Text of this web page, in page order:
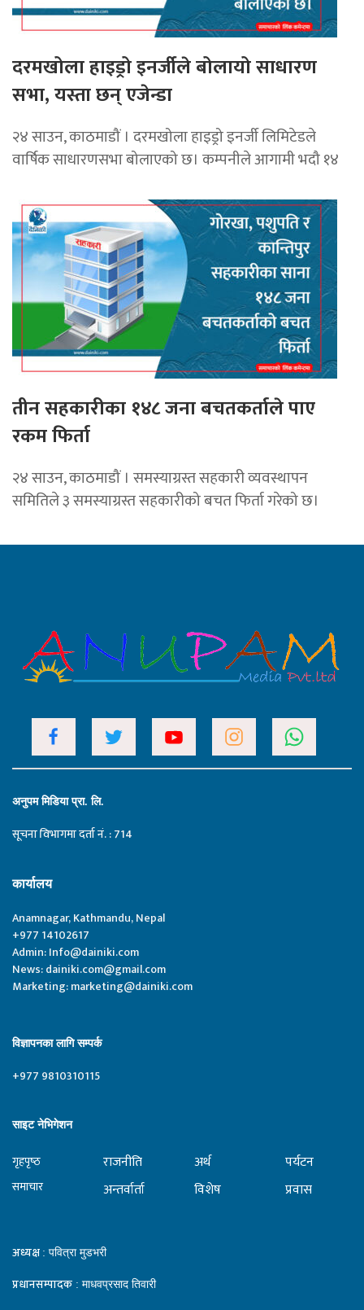
दरमखोला हाइड्रो इनर्जीले बोलायो साधारण
सभा, यस्ता छन् एजेन्डा
२४ साउन, काठमाडौं । दरमखोला हाइड्रो इनर्जी लिमिटेडले
वार्षिक साधारणसभा बोलाएको छ। कम्पनीले आगामी भदौ १४
तीन सहकारीका १४८ जना बचतकर्ताले पाए
रकम फिर्ता
२४ साउन, काठमाडौं । समस्याग्रस्त सहकारी व्यवस्थापन
समितिले ३ समस्याग्रस्त सहकारीको बचत फिर्ता गरेको छ।
अनुपम मिडिया प्रा. लि.
सूचना विभागमा दर्ता नं. : 714
कार्यालय
Anamnagar, Kathmandu, Nepal
+977 14102617
Admin:Info@dainiki.com
News:dainiki.com@gmail.com
Marketing:marketing@dainiki.com
विज्ञापनका लागि सम्पर्क
+977 9810310115
साइट नेभिगेशन
गृहपृष्‍ठ
समाचार
राजनीति
अन्तर्वार्ता
अर्थ
विशेष
पर्यटन
प्रवास
अध्यक्ष : पवित्रा मुडभरी
प्रधानसम्पादक : माधवप्रसाद तिवारी